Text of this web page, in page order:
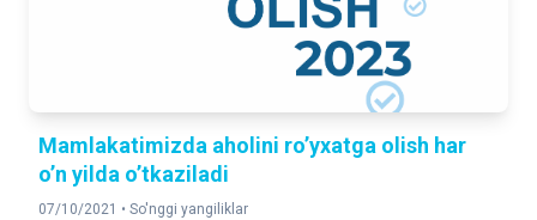
Mamlakatimizda aholini roʼyxatga olish har
oʼn yilda oʼtkaziladi
07/10/2021 • So'nggi yangiliklar